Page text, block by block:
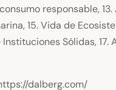
responsable,
15. Vida de
Instituciones Sólidas, 17.
dalberg.com/